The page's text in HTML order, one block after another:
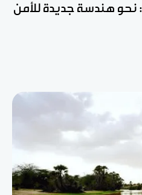
نحو هندسة جديدة للأمن